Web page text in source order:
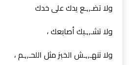
ولا تضـ,,ـع يدك على خدك
ولا تشـ,,ـبك أصابعك ،
ولا تنهـ,,ـش الخبز مثل اللحـ,,ـم ،